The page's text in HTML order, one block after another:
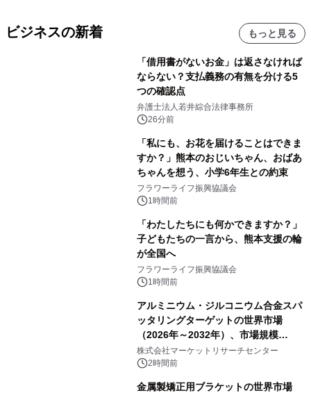
ビジネスの新着 もっと見る
「借用書がないお金」は返さなければ
ならない？支払義務の有無を分ける5
つの確認点
弁護士法人若井綜合法律事務所
26分前
「私にも、お花を届けることはできま
すか？」熊本のおじいちゃん、おばあ
ちゃんを想う、小学6年生との約束
フラワーライフ振興協議会
1時間前
「わたしたちにも何かできますか？」
子どもたちの一言から、熊本支援の輪
が全国へ
フラワーライフ振興協議会
1時間前
アルミニウム・ジルコニウム合金スパ
ッタリングターゲットの世界市場
（2026年～2032年）、市場規模
（0.995、0.999、その他）・分析レポ
ートを発表
株式会社マーケットリサーチセンター
2時間前
金属製矯正用ブラケットの世界市場